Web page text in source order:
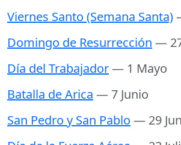
Viernes Santo (Semana Santa)
Domingo de Resurrección —
Día del Trabajador— 1 Mayo
Batalla de Arica — 7 Junio
San Pedro y San Pablo — 29